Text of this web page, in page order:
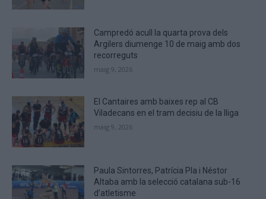
Campredó acull la quarta prova dels
Argilers diumenge 10 de maig amb dos
recorreguts
maig 9, 2026
El Cantaires amb baixes rep al CB
Viladecans en el tram decisiu de la lliga
maig 9, 2026
Paula Sintorres, Patrícia Pla i Néstor
Altaba amb la selecció catalana sub-16
d’atletisme